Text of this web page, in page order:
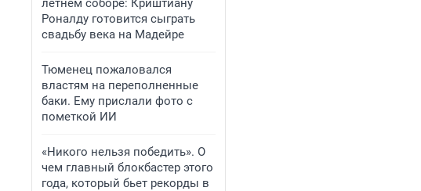
летнем соборе: Криштиану
Роналду готовится сыграть
свадьбу века на Мадейре
Тюменец пожаловался
властям на переполненные
баки. Ему прислали фото с
пометкой ИИ
«Никого нельзя победить». О
чем главный блокбастер этого
года, который бьет рекорды в